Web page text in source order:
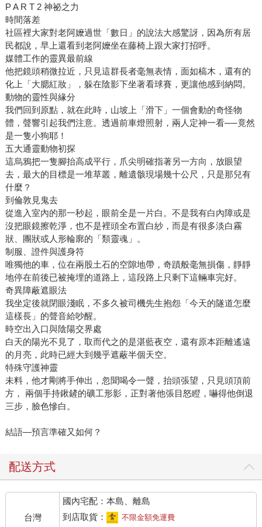
P A R T 2 神祕之力
時間落差
社區裡大家對老阿嬤過世「數日」的說法大感驚訝，因為所有居
民都說，早上還看到老阿嬤坐在藤椅上跟大家打招呼。
媒體工作的靈異最前線
他把鏡頭稍微拉近，只見這群長者毫無表情，面如槁木，還有的
化上「大腮紅妝」，躲在陰影下坐著看球賽，更讓他感到納悶。
動物的靈性與緣分
我們回到原點，就在此時，山坡上「滑下」一個會動的奇怪物
體，聲響引起我們注意。透過前車燈照射，兩人定神一看──竟然
是一隻小狗耶！
五大通靈動物初探
這烏鴉把一隻腳抬高成平行，爪尖明確指著另一方向，放眼望
去，最大的目標是一堆草叢，離遺骸現場幾十公尺，只是那兒有
什麼？
到倫敦見鬼去
從進入室內的那一秒起，眼前全是一片白。不是我有白內障或是
沒把眼鏡擦乾淨，也不是裡頭全布置白紗，而是有很多淡白霧
狀、團狀或人形輪廓的「類靈魂」。
制服、證件與護身符
唯獨他的車，位在兩股土石的空隙地帶，奇蹟般毫無損傷，靜靜
地停在前後已被掩埋的道路上，這段路上只剩下這輛車完好。
奇異障蔽遮眼法
我坐定後就閉眼淺眠，不多久被司機先生抱怨「今天的隧道怎麼
這樣長」的聲音給吵醒。
時空出入口與陰陽交界處
白天的陽光不見了，取而代之的是湛藍夜空，還有原本距離遙遠
的月亮，此時已經大到幾乎遮蔽半個天空。
特殊守護神靈
未料，他才剛將手伸出，忽聞喝令一聲，抬頭張望，只見頭頂前
方， 兩個手持鍬鏟的礦工形影，正對著他張目怒瞪，嚇得他倒退
三步，臉色慘白。
結語—預言準確又如何？
配送方式
台灣
國內宅配：本島、離島
到店取貨：
不限金額免運費